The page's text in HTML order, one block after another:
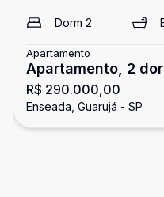
Dorm 2
Apartamento
Apartamento, 2
Enseada, Guarujá
R$ 290.000,00
Enseada, Guarujá - SP